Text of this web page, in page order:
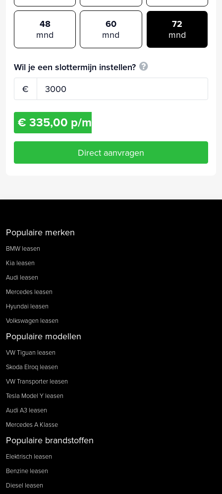
48
mnd
60
mnd
72
mnd
Wil je een slottermijn instellen?
€
€ 335,00 p/m
Direct aanvragen
Populaire merken
BMW leasen
Kia leasen
Audi leasen
Mercedes leasen
Hyundai leasen
Volkswagen leasen
Populaire modellen
VW Tiguan leasen
Skoda Elroq leasen
VW Transporter leasen
Tesla Model Y leasen
Audi A3 leasen
Mercedes A Klasse
Populaire brandstoffen
Elektrisch leasen
Benzine leasen
Diesel leasen